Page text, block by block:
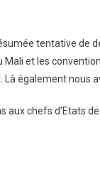
tentative de
et les
également nous
chefs d’Etats